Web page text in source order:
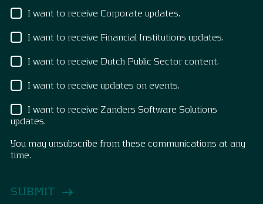
I want to receive Corporate updates.
I want to receive Financial Institutions updates.
I want to receive Dutch Public Sector content.
I want to receive updates on events.
I want to receive Zanders Software Solutions
updates.
You may unsubscribe from these communications at any
time.